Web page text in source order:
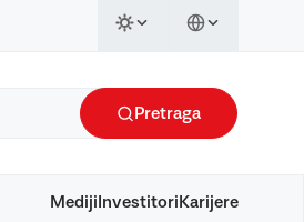
Pretraga
Mediji Investitori Karijere